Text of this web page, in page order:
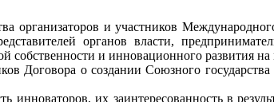
организаторов и участников
органов власти,
и инновационного развития на
Договора о создании Союзного
их заинтересованность в